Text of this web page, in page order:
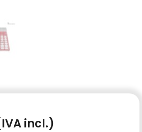
incl.)